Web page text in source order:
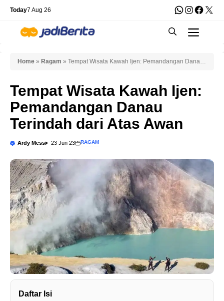
Skip
content
Today7 Aug 26 WhatsApp
X
Home » Ragam » Tempat Wisata Kawah Ijen: Pemandangan Danau
Tempat Wisata Kawah Ijen:
Pemandangan Danau
Terindah dari Atas Awan
Ardy Messi 23 Jun 23 RAGAM
Daftar Isi